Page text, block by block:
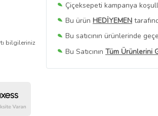
Çiçeksepeti kampanya
Bu ürün HEDİYEMEN
Bu satıcının ürünlerinde
Bu Satıcının Tüm Ürünlerini
Ürün sayfasında
bilgileriniz